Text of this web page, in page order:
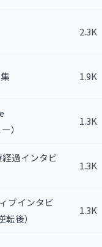
2.3K
1.9K
）
1.3K
過インタビ
1.3K
ブインタビ
後）
1.3K